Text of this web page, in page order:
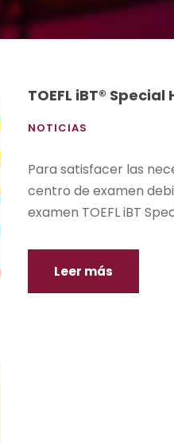
TOEFL iBT®
NOTICIAS
Para satisfacer las
centro de examen
examen TOEFL iBT
Leer más